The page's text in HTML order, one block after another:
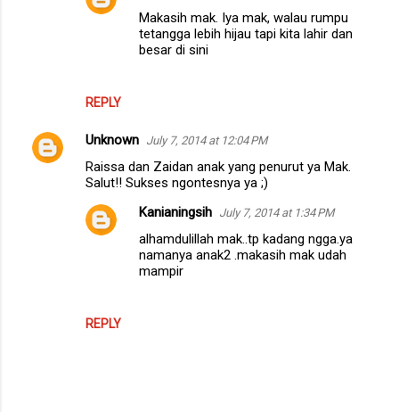
REPLY
Makasih mak. Iya mak, walau rumpu
tetangga lebih hijau tapi kita lahir dan
besar di sini
Unknown July 7, 2014 at 12:04 PM
Raissa dan Zaidan anak yang penurut ya Mak.
Salut!! Sukses ngontesnya ya ;)
REPLY
Kanianingsih July 7, 2014 at 1:34 PM
alhamdulillah mak..tp kadang ngga.ya
namanya anak2 .makasih mak udah
mampir